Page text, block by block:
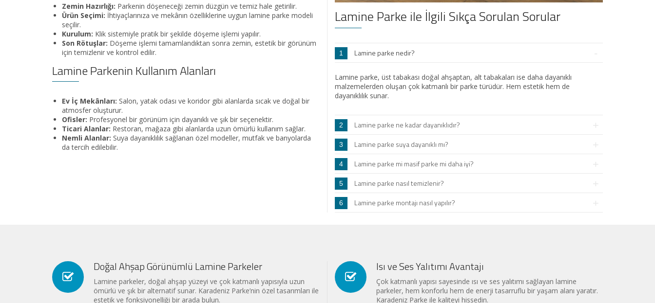
Zemin Hazırlığı: Parkenin döşeneceği zemin düzgün ve temiz hale getirilir.
Ürün Seçimi: İhtiyaçlarınıza ve mekânın özelliklerine uygun lamine parke modeli
seçilir.
Kurulum: Klik sistemiyle pratik bir şekilde döşeme işlemi yapılır.
Son Rötuşlar: Döşeme işlemi tamamlandıktan sonra zemin, estetik bir görünüm
için temizlenir ve kontrol edilir.
Lamine Parkenin Kullanım Alanları
Ev İç Mekânları: Salon, yatak odası ve koridor gibi alanlarda sıcak ve doğal bir
atmosfer oluşturur.
Ofisler: Profesyonel bir görünüm için dayanıklı ve şık bir seçenektir.
Ticari Alanlar: Restoran, mağaza gibi alanlarda uzun ömürlü kullanım sağlar.
Nemli Alanlar: Suya dayanıklılık sağlanan özel modeller, mutfak ve banyolarda
da tercih edilebilir.
Lamine Parke ile İlgili Sıkça Sorulan Sorular
1 Lamine parke nedir?
Lamine parke, üst tabakası doğal ahşaptan, alt tabakaları ise daha dayanıklı
malzemelerden oluşan çok katmanlı bir parke türüdür. Hem estetik hem de
dayanıklılık sunar.
2 Lamine parke ne kadar dayanıklıdır?
3 Lamine parke suya dayanıklı mı?
4 Lamine parke mi masif parke mi daha iyi?
5 Lamine parke nasıl temizlenir?
6 Lamine parke montajı nasıl yapılır?
Doğal Ahşap Görünümlü Lamine Parkeler
Lamine parkeler, doğal ahşap yüzeyi ve çok katmanlı yapısıyla uzun
ömürlü ve şık bir alternatif sunar. Karadeniz Parke’nin özel tasarımları ile
estetik ve fonksiyonelliği bir arada bulun.
Isı ve Ses Yalıtımı Avantajı
Çok katmanlı yapısı sayesinde ısı ve ses yalıtımı sağlayan lamine
parkeler, hem konforlu hem de enerji tasarruflu bir yaşam alanı yaratır.
Karadeniz Parke ile kaliteyi hissedin.